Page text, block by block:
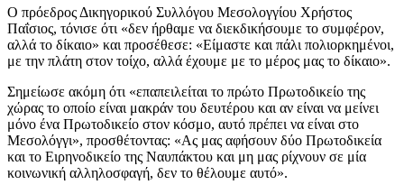
Ο πρόεδρος Δικηγορικού Συλλόγου Μεσολογγίου Χρήστος
Παΐσιος, τόνισε ότι «δεν ήρθαμε να διεκδικήσουμε το συμφέρον,
αλλά το δίκαιο» και προσέθεσε: «Είμαστε και πάλι πολιορκημένοι,
με την πλάτη στον τοίχο, αλλά έχουμε με το μέρος μας το δίκαιο».
Σημείωσε ακόμη ότι «επαπειλείται το πρώτο Πρωτοδικείο της
χώρας το οποίο είναι μακράν του δευτέρου και αν είναι να μείνει
μόνο ένα Πρωτοδικείο στον κόσμο, αυτό πρέπει να είναι στο
Μεσολόγγι», προσθέτοντας: «Ας μας αφήσουν δύο Πρωτοδικεία
και το Ειρηνοδικείο της Ναυπάκτου και μη μας ρίχνουν σε μία
κοινωνική αλληλοσφαγή, δεν το θέλουμε αυτό».